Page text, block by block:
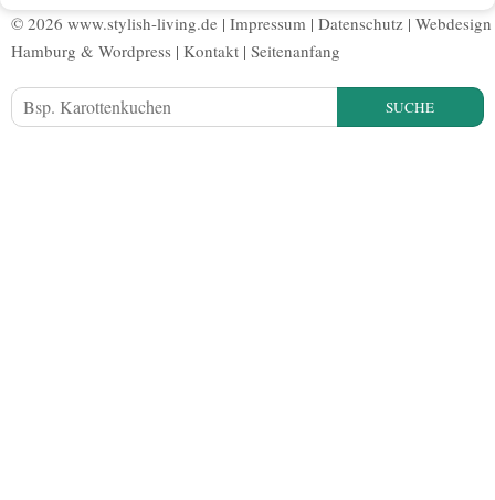
© 2026 www.stylish-living.de | Impressum | Datenschutz | Webdesign
Hamburg & Wordpress | Kontakt | Seitenanfang
SUCHE